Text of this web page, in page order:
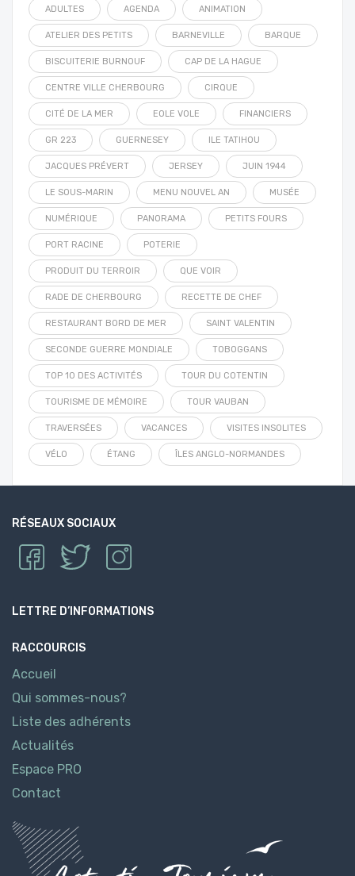
ADULTES AGENDA ANIMATION
ATELIER DES PETITS BARNEVILLE BARQUE
BISCUITERIE BURNOUF CAP DE LA HAGUE
CENTRE VILLE CHERBOURG CIRQUE
CITÉ DE LA MER EOLE VOLE FINANCIERS
GR 223 GUERNESEY ILE TATIHOU
JACQUES PRÉVERT JERSEY JUIN 1944
LE SOUS-MARIN MENU NOUVEL AN MUSÉE
NUMÉRIQUE PANORAMA PETITS FOURS
PORT RACINE POTERIE
PRODUIT DU TERROIR QUE VOIR
RADE DE CHERBOURG RECETTE DE CHEF
RESTAURANT BORD DE MER SAINT VALENTIN
SECONDE GUERRE MONDIALE TOBOGGANS
TOP 10 DES ACTIVITÉS TOUR DU COTENTIN
TOURISME DE MÉMOIRE TOUR VAUBAN
TRAVERSÉES VACANCES VISITES INSOLITES
VÉLO ÉTANG ÎLES ANGLO-NORMANDES
RÉSEAUX SOCIAUX
LETTRE D’INFORMATIONS
RACCOURCIS
Accueil
Qui sommes-nous?
Liste des adhérents
Actualités
Espace PRO
Contact